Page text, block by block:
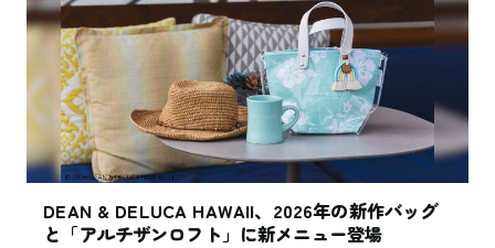
DEAN & DELUCA HAWAII、2026年の新作バッグ
と「アルチザンロフト」に新メニュー登場